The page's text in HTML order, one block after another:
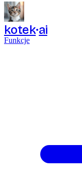
kotek ai
Funkcje